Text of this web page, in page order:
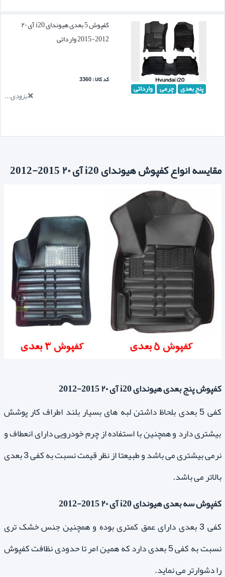
پنج بعدی چرمی وارداتی
کفپوش 5 بعدی هیوندای i20 آی ۲۰
2012-2015 وارداتی
کد کالا : 3360
بزودی...
مقایسه انواع کفپوش هیوندای i20 آی ۲۰ 2015-2012
کفپوش پنج بعدی هیوندای i20 آی ۲۰ 2015-2012
کفی 5 بعدی بلحاظ داشتن لبه های بسیار بلند اطراف کار پوشش
بیشتری دارد و همچنین با استفاده از چرم خودرویی دارای انعطاف و
نرمی بیشتری می باشد و طبیعتا از نظر قیمت نسبت به کفی 3 بعدی
بالاتر می باشد.
کفپوش سه بعدی هیوندای i20 آی ۲۰ 2015-2012
کفی 3 بعدی دارای عمق کمتری بوده و همچنین جنس خشک تری
نسبت به کفی 5 بعدی دارد که همین امر تا حدودی نظافت کفپوش
را دشوارتر می نماید.